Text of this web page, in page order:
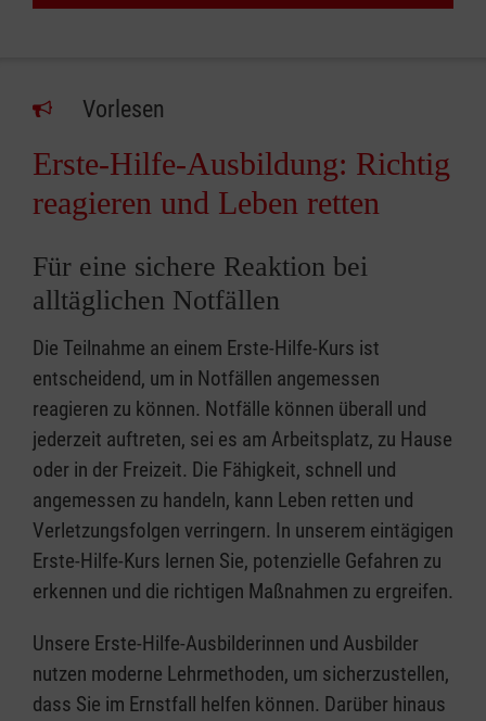
Vorlesen
Erste-Hilfe-Ausbildung: Richtig
reagieren und Leben retten
Für eine sichere Reaktion bei
alltäglichen Notfällen
Die Teilnahme an einem Erste-Hilfe-Kurs ist
entscheidend, um in Notfällen angemessen
reagieren zu können. Notfälle können überall und
jederzeit auftreten, sei es am Arbeitsplatz, zu Hause
oder in der Freizeit. Die Fähigkeit, schnell und
angemessen zu handeln, kann Leben retten und
Verletzungsfolgen verringern. In unserem eintägigen
Erste-Hilfe-Kurs lernen Sie, potenzielle Gefahren zu
erkennen und die richtigen Maßnahmen zu ergreifen.
Unsere Erste-Hilfe-Ausbilderinnen und Ausbilder
nutzen moderne Lehrmethoden, um sicherzustellen,
dass Sie im Ernstfall helfen können. Darüber hinaus